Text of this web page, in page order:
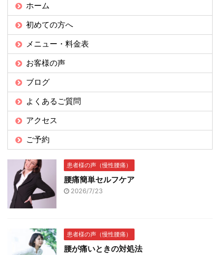
ホーム
初めての方へ
メニュー・料金表
お客様の声
ブログ
よくあるご質問
アクセス
ご予約
患者様の声（慢性腰痛）
腰痛簡単セルフケア
2026/7/23
患者様の声（慢性腰痛）
腰が痛いときの対処法